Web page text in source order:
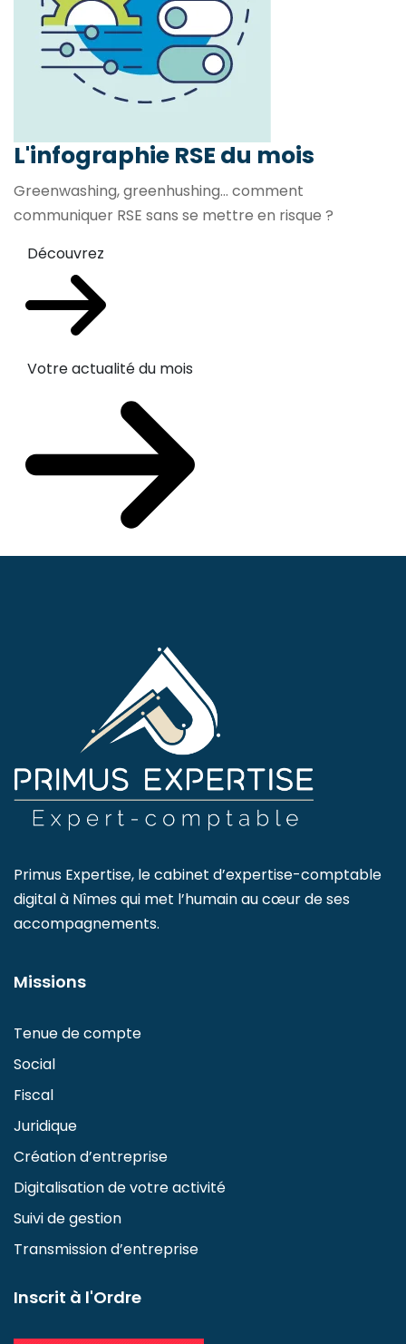
L'infographie RSE du mois
Greenwashing, greenhushing… comment
communiquer RSE sans se mettre en risque ?
Découvrez
Votre actualité du mois
Primus Expertise, le cabinet d’expertise-comptable
digital à Nîmes qui met l’humain au cœur de ses
accompagnements.
Missions
Tenue de compte
Social
Fiscal
Juridique
Création d’entreprise
Digitalisation de votre activité
Suivi de gestion
Transmission d’entreprise
Inscrit à l'Ordre